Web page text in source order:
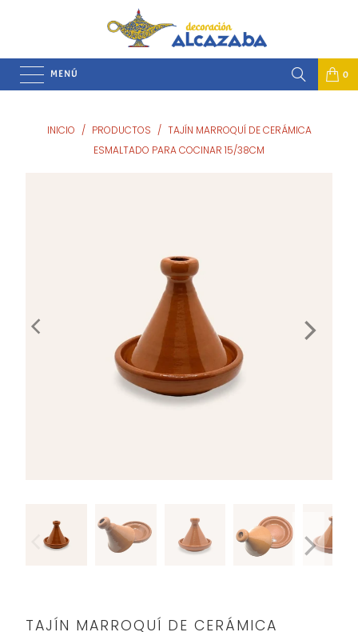
MENÚ 0
INICIO / PRODUCTOS / TAJÍN MARROQUÍ DE CERÁMICA
ESMALTADO PARA COCINAR 15/38CM
TAJÍN MARROQUÍ DE CERÁMICA